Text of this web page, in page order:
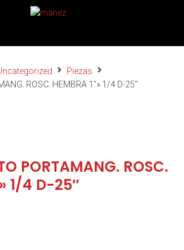
Piezas
ROSC. HEMBRA 1″» 1/4 D-25″
PORTAMANG. ROSC.
1/4 D-25″